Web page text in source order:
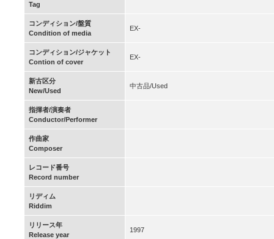
Tag
コンディション/盤質
Condition of media
EX-
コンディション/ジャケット
Contion of cover
EX-
新古区分
New/Used
中古品/Used
指揮者/演奏者
Conductor/Performer
作曲家
Composer
レコード番号
Record number
リディム
Riddim
リリース年
Release year
1997